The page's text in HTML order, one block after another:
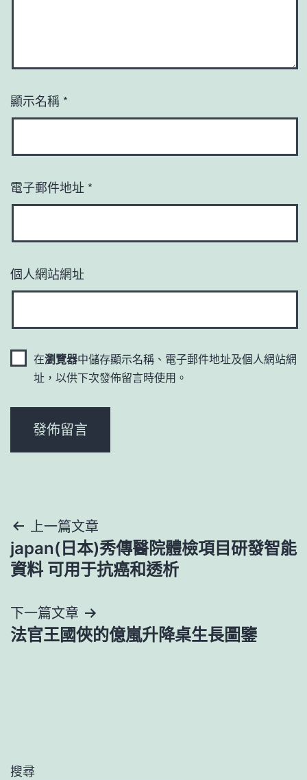
顯示名稱 *
電子郵件地址 *
個人網站網址
在瀏覽器中儲存顯示名稱、電子郵件地址及個人網站網
址，以供下次發佈留言時使用。
文
章
覽
上一篇文章
japan(日本)秀傳醫院體檢項目研發智能
資料 可用于抗癌和透析
下一篇文章
法官王國俠的億嵐升降桌生長圖鑒
搜尋